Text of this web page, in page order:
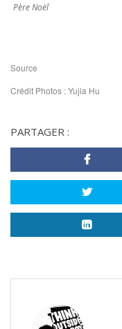
Père Noël
Source
Crédit Photos : Yujia Hu
PARTAGER :